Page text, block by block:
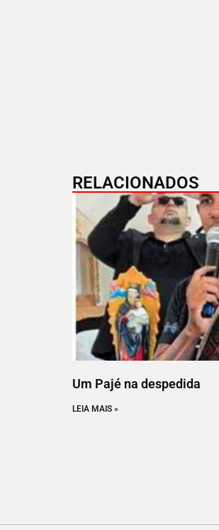
RELACIONADOS
Um Pajé na despedida
LEIA MAIS »